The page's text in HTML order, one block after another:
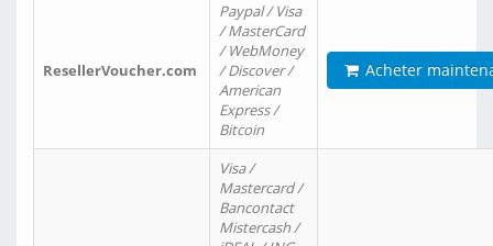
ResellerVoucher.com
Paypal / Visa
/ MasterCard
/ WebMoney
/ Discover /
American
Express /
Bitcoin
Acheter
Visa /
Mastercard /
Bancontact
Mistercash /